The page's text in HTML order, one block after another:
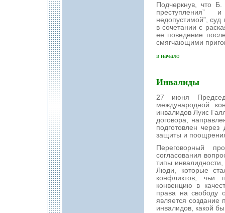
Подчеркнув, что
преступления”
недопустимой”,
в сочетании с
ее поведение
смягчающими
в начало
Инвалиды
27 июня
международной
инвалидов Луис
договора,
подготовлен
защиты и
Переговорный
согласования
типы инвалидности,
Люди, которые
конфликтов, чьи
конвенцию в
права на свободу
является создание
инвалидов, какой